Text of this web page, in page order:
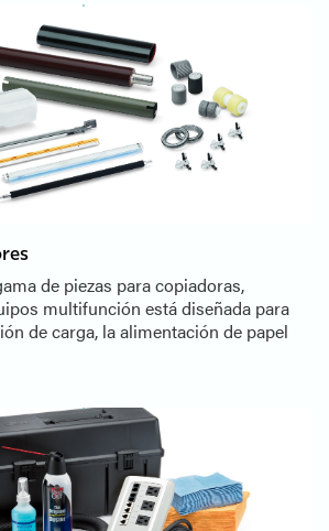
de piezas para copiadoras,
multifunción está diseñada para
de carga, la alimentación de papel